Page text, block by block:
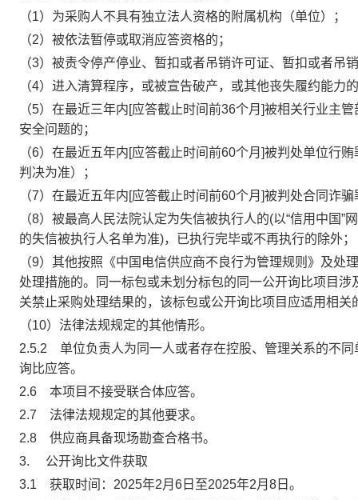
（1）为采购人不具有独立法人资格的附属机构（单位）；
（2）被依法暂停或取消应答资格的；
（3）被责令停产停业、暂扣或者吊销许可证、暂扣或者吊
（4）进入清算程序，或被宣告破产，或其他丧失履约能力
（5）在最近三年内[应答截止时间前36个月 ]被相关行业主
安全问题的；
（6）在最近五年内[应答截止时间前60个月 ]被判处单位行贿
判决为准）；
（7）在最近五年内[应答截止时间前60个月 ]被判处合同诈骗
（8）被最高人民法院认定为失信被执行人的(以“信用中国”
的失信被执行人名单为准)，已执行完毕或不再执行的除外；
（9）其他按照《中国电信供应商不良行为管理规则》及处
处理措施的。同一标包或未划分标包的同一公开询比项目
关禁止采购处理结果的，该标包或公开询比项目应适用相关
（10）法律法规规定的其他情形。
2.5.2 单位负责人为同一人或者存在控股、管理关系的不
询比应答。
2.6 本项目不接受联合体应答。
2.7 法律法规规定的其他要求。
2.8 供应商具备现场勘查合格书。
3.
公开询比文件获取
3.1 获取时间： 2025年2月 6 日至2025年2月 8 日 。